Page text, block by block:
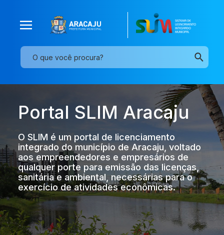
Portal SLIM Aracaju
O SLIM é um portal de licenciamento
integrado do município de Aracaju, voltado
aos empreendedores e empresários de
qualquer porte para emissão das licenças,
sanitária e ambiental, necessárias para o
exercício de atividades econômicas.